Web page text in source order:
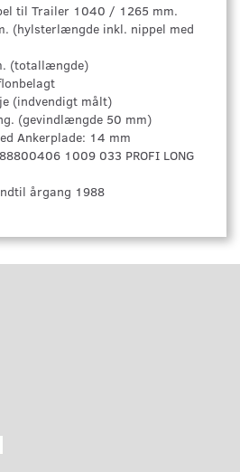
til Trailer 1040 / 1265 mm.
(hylsterlængde inkl. nippel med
(totallængde)
(indvendigt målt)
(gevindlængde 50 mm)
Ankerplade: 14 mm
1009 033 PROFI LONG
årgang 1988